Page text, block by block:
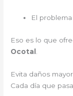
El
Eso es lo que
Ocotal
Evita daños
Cada día que